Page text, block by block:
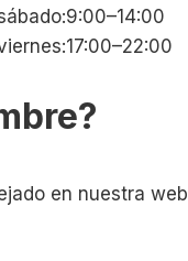
en nuestra